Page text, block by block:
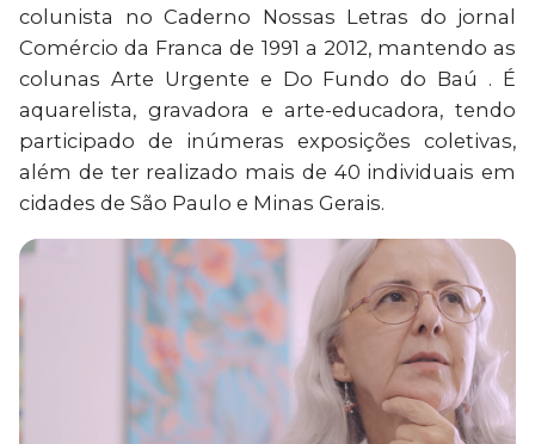
colunista no Caderno Nossas Letras do jornal
Comércio da Franca de 1991 a 2012, mantendo as
colunas Arte Urgente e Do Fundo do Baú . É
aquarelista, gravadora e arte-educadora, tendo
participado de inúmeras exposições coletivas,
além de ter realizado mais de 40 individuais em
cidades de São Paulo e Minas Gerais.